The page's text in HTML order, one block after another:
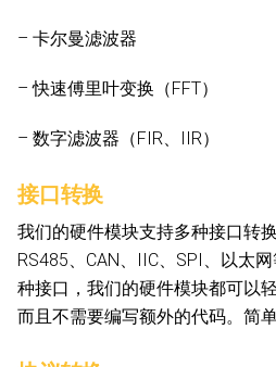
– 卡尔曼滤波器
– 快速傅里叶变换（FFT）
– 数字滤波器（FIR、IIR）
接口转换
我们的硬件模块支持多种接口转换
RS485、CAN、IIC、SPI、以太
种接口，我们的硬件模块都可以
而且不需要编写额外的代码。简